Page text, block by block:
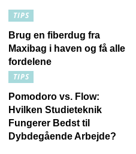
TIPS
Brug en fiberdug fra
Maxibag i haven og få alle
fordelene
TIPS
Pomodoro vs. Flow:
Hvilken Studieteknik
Fungerer Bedst til
Dybdegående Arbejde?